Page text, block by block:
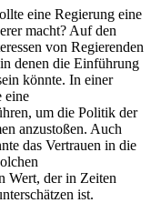
eine Regierung eine
macht? Auf den
von Regierenden
denen die Einführung
könnte. In einer
eine
um die Politik der
anzustoßen. Auch
das Vertrauen in die
Wert, der in Zeiten
ist.